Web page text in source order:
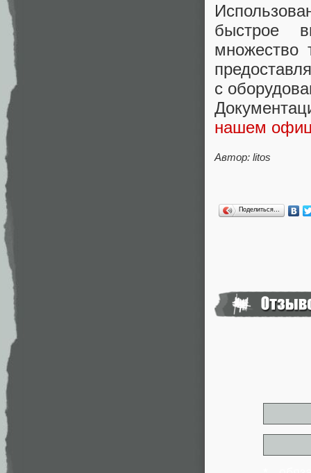
быстрое
множество
с
нашем
Автор: litos
Поделиться…